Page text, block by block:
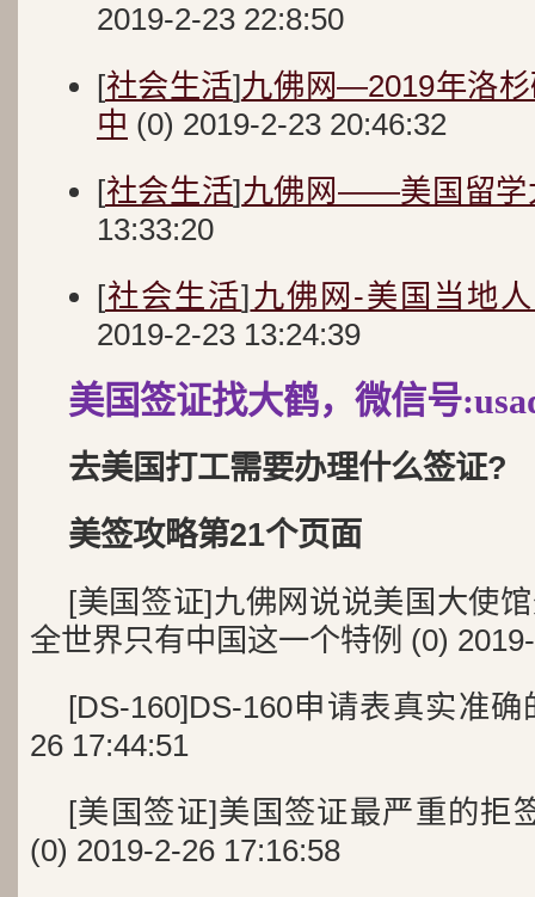
2019-2-23 22:8:50
[社会生活]九佛网—2019年洛
中 (0) 2019-2-23 20:46:32
[社会生活]九佛网——美国留学
13:33:20
[社会生活] 九佛网-美国当地
2019-2-23 13:24:39
美国签证找大鹤，微信号
去美国打工需要办理什么签证?
美签攻略第21个页面
[美国签证]九佛网说说美国大使
全世界只有中国这一个特例 (0)
[DS-160]DS-160申请表真实准
26 17:44:51
[美国签证]美国签证最严重的拒
(0) 2019-2-26 17:16:58